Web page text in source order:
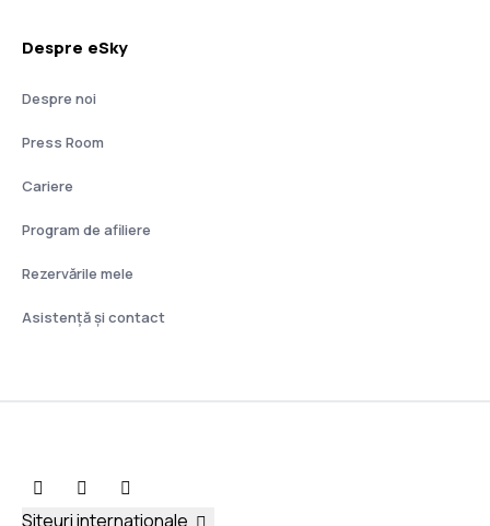
Despre eSky
Despre noi
Press Room
Cariere
Program de afiliere
Rezervările mele
Asistenţă şi contact
Siteuri internaționale